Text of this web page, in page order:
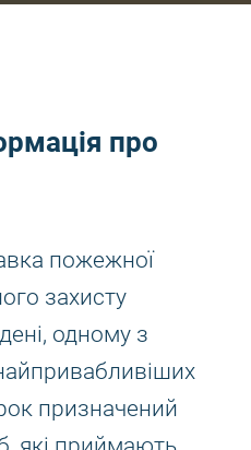
про
пожежної
захисту
одному з
призначений